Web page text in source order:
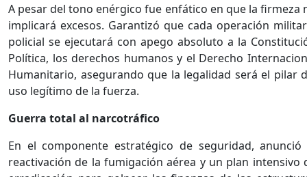
A pesar del tono enérgico fue enfático en que la firmeza
implicará excesos. Garantizó que cada operación
policial se ejecutará con apego absoluto a la
Política, los derechos humanos y el Derecho
Humanitario, asegurando que la legalidad será el pilar
uso legítimo de la fuerza.
Guerra total al narcotráfico
En el componente estratégico de seguridad, anunció
reactivación de la fumigación aérea y un plan intensivo